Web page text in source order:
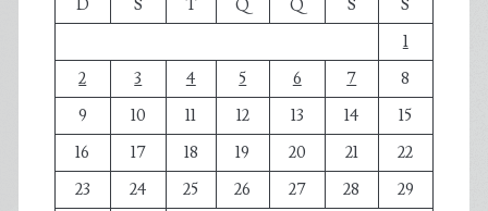
D
S T Q Q S
S
1
2
3 4 5 6 7
8
9
10 11 12 13 14
15
16
17 18 19 20 21
22
23
24 25 26 27 28
29